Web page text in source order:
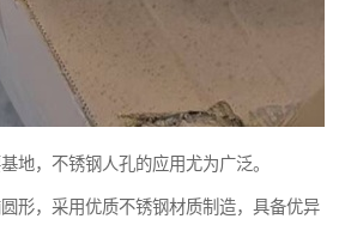
地，不锈钢人孔的应用尤为广泛。
形，采用优质不锈钢材质制造，具备优异